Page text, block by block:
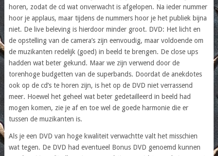
horen, zodat de cd wat onverwacht is afgelopen. Na ieder nummer
hoor je applaus, maar tijdens de nummers hoor je het publiek bijna
niet. De live beleving is hierdoor minder groot. DVD: Het licht en
de opstelling van de camera’s zijn eenvoudig, maar voldoende om
de muzikanten redelijk (goed) in beeld te brengen. De close ups
hadden wat beter gekund. Maar we zijn verwend door de
torenhoge budgetten van de superbands. Doordat de anekdotes
ook op de cd’s te horen zijn, is het op de DVD niet verrassend
meer. Hoewel het geheel wat beter gedetailleerd in beeld had
mogen komen, zie je af en toe wel de goede harmonie die er
tussen de muzikanten is.
Als je een DVD van hoge kwaliteit verwachtte valt het misschien
wat tegen. De DVD had eventueel Bonus DVD genoemd kunnen